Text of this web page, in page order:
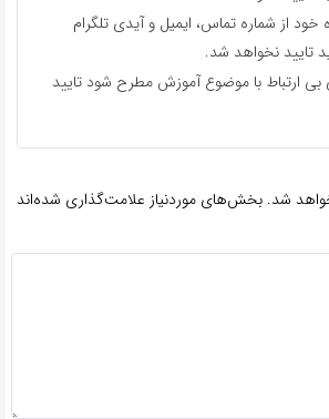
خود از شماره تماس، ایمیل و آیدی تلگرام
تایید نخواهد شد.
بی ارتباط با موضوع آموزش مطرح شود تایید
شد. بخش‌های موردنیاز علامت‌گذاری شده‌اند